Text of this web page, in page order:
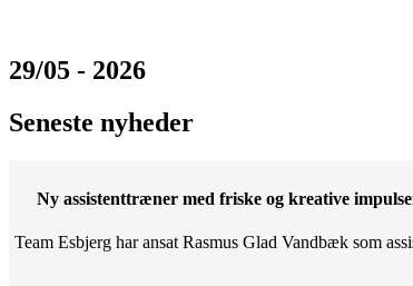
29/05 - 2026
Seneste nyheder
Ny assistenttræner med friske og kreative
Team Esbjerg har ansat Rasmus Glad Vandbæk som